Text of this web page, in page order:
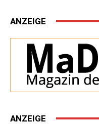
ANZEIGE
ANZEIGE